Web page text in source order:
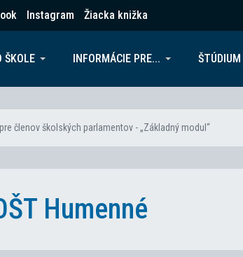
Instagram Žiacka knižka
ŠKOLE INFORMÁCIE PRE... ŠTÚDIUM
členov školských parlamentov - „Základný modul“
Humenné